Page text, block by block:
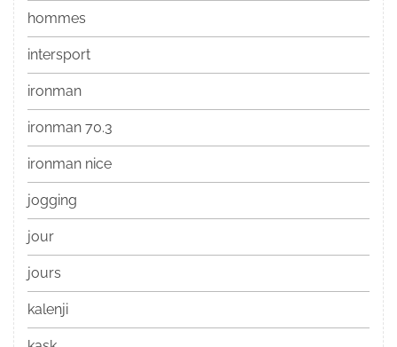
hommes
intersport
ironman
ironman 70.3
ironman nice
jogging
jour
jours
kalenji